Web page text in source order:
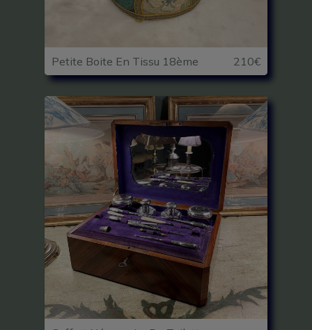
Petite Boite En Tissu 18ème 210€